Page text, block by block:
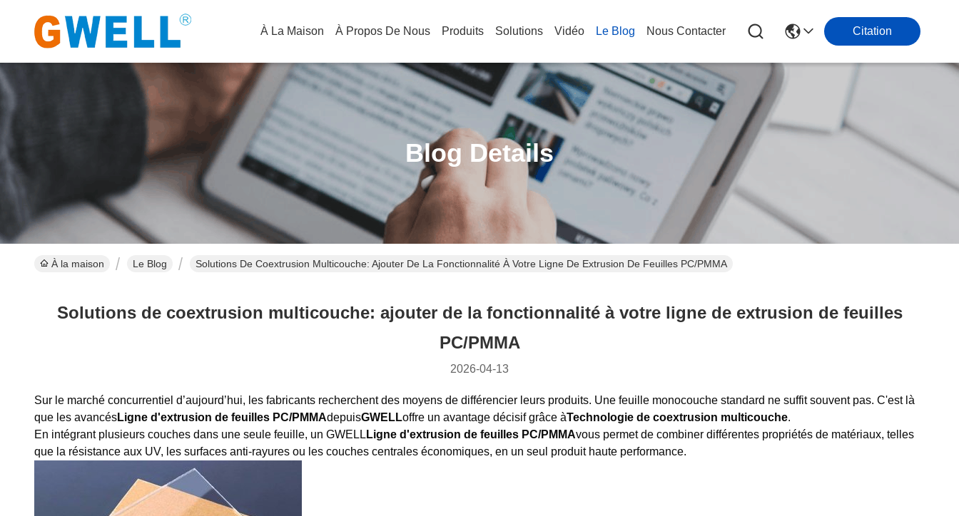
À La Maison À Propos De Nous Produits Solutions Vidéo Le Blog Nous Contacter Citation
Blog Details
À la maison Le Blog Solutions De Coextrusion Multicouche: Ajouter De La Fonctionnalité À Votre Ligne De Extrusion De Feuilles PC/PMMA
Solutions de coextrusion multicouche: ajouter de la fonctionnalité à votre ligne de extrusion de feuilles
PC/PMMA
2026-04-13
Sur le marché concurrentiel d’aujourd’hui, les fabricants recherchent des moyens de différencier leurs produits. Une feuille monocouche standard ne suffit souvent pas. C'est là
que les avancésLigne d'extrusion de feuilles PC/PMMAdepuisGWELLoffre un avantage décisif grâce àTechnologie de coextrusion multicouche.
En intégrant plusieurs couches dans une seule feuille, un GWELL Ligne d'extrusion de feuilles PC/PMMAvous permet de combiner différentes propriétés de matériaux, telles
que la résistance aux UV, les surfaces anti-rayures ou les couches centrales économiques, en un seul produit haute performance.